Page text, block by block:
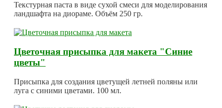
Текстурная паста в виде сухой смеси для моделирования
ландшафта на диораме. Объём 250 гр.
Цветочная присыпка для макета "Синие
цветы"
Присыпка для создания цветущей летней поляны или
луга с синими цветами. 100 мл.